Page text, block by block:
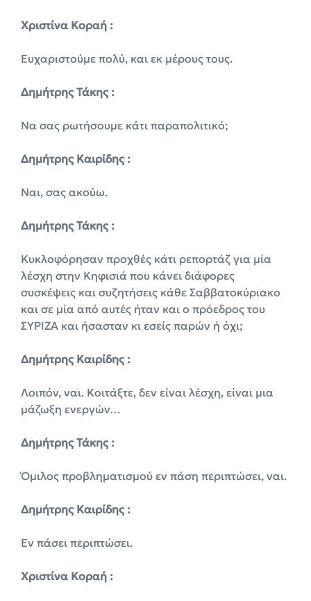
Χριστίνα Κοραή :
Ευχαριστούμε πολύ, και εκ μέρους τους.
Δημήτρης Τάκης :
Να σας ρωτήσουμε κάτι παραπολιτικό;
Δημήτρης Καιρίδης :
Ναι, σας ακούω.
Δημήτρης Τάκης :
Κυκλοφόρησαν προχθές κάτι ρεπορτάζ για μία
λέσχη στην Κηφισιά που κάνει διάφορες
συσκέψεις και συζητήσεις κάθε Σαββατοκύριακο
και σε μία από αυτές ήταν και ο πρόεδρος του
ΣΥΡΙΖΑ και ήσασταν κι εσείς παρών ή όχι;
Δημήτρης Καιρίδης :
Λοιπόν, ναι. Κοιτάξτε, δεν είναι λέσχη, είναι μια
μάζωξη ενεργών…
Δημήτρης Τάκης :
Όμιλος προβληματισμού εν πάση περιπτώσει, ναι.
Δημήτρης Καιρίδης :
Εν πάσει περιπτώσει.
Χριστίνα Κοραή :